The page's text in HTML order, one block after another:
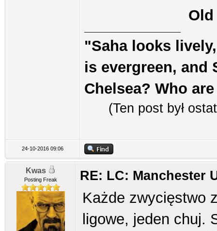
"Saha looks
is evergreen,
Chelsea? Who
(Ten post był
24-10-2016 09:06
Kwas
Posting Freak RE: LC: Manchester
Każde zwycięstwo
ligowe, jeden chuj.